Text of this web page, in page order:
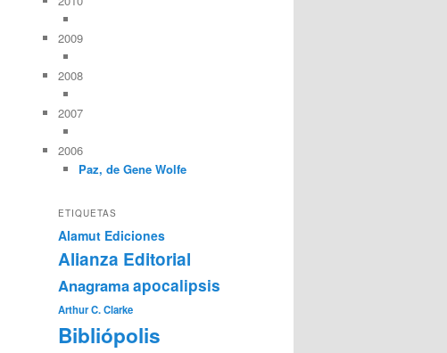
2009
2008
2007
2006
Paz, de Gene Wolfe
ETIQUETAS
Alamut Ediciones
Alianza Editorial
Anagramaapocalipsis
Arthur C. Clarke
Bibliópolis